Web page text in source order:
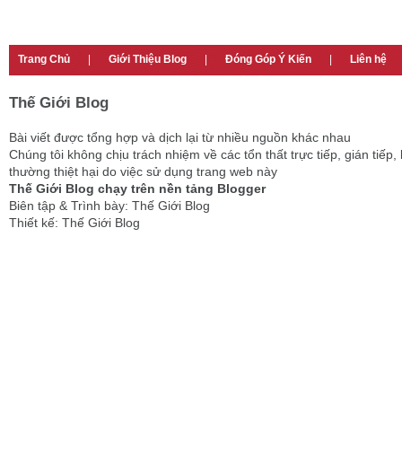
Trang Chủ Giới Thiệu Blog Đóng Góp Ý Kiến Liên hệ
Thế Giới Blog
Bài viết được tổng hợp và dịch lại từ nhiều nguồn khác nhau
Chúng tôi không chịu trách nhiệm về các tổn thất trực tiếp, gián tiếp,
thường thiệt hại do việc sử dụng trang web này
Thế Giới Blog chạy trên nền tảng Blogger
Biên tập & Trình bày: Thế Giới Blog
Thiết kế: Thế Giới Blog